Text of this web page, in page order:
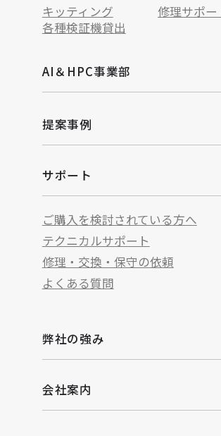
キッティング
修理サポー
各種検証機貸出
AI＆HPC事業部
提案事例
サポート
ご購入を検討されている方へ
テクニカルサポート
修理・交換・保守の依頼
よくある質問
弊社の強み
会社案内